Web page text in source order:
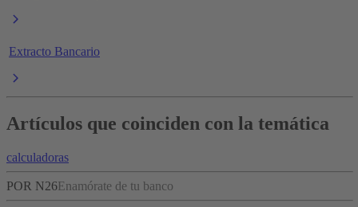
Extracto Bancario
Artículos que coinciden con la temática
calculadoras
POR N26Enamórate de tu banco